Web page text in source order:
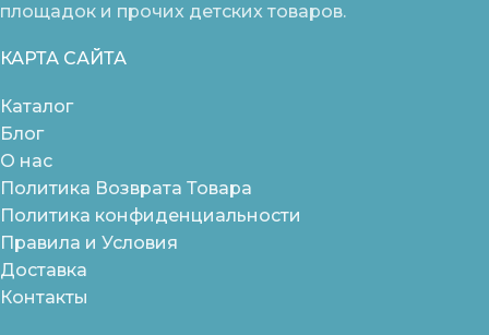
площадок и прочих детских товаров.
КАРТА САЙТА
Каталог
Блог
О нас
Политика Возврата Товара
Политика конфиденциальности
Правила и Условия
Доставка
Контакты